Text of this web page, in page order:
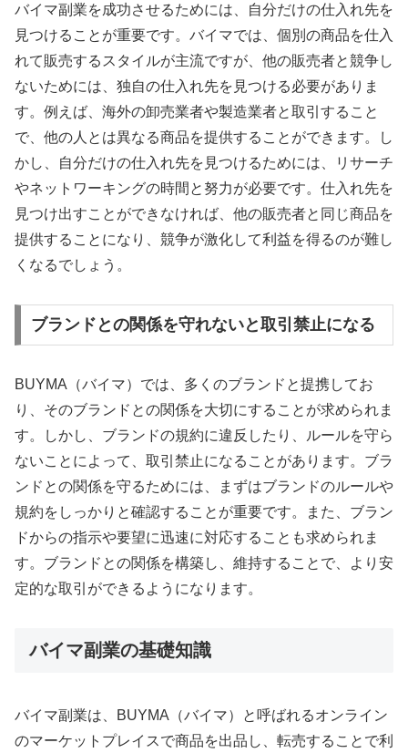
バイマ副業を成功させるためには、自分だけの仕入れ先を
見つけることが重要です。バイマでは、個別の商品を仕入
れて販売するスタイルが主流ですが、他の販売者と競争し
ないためには、独自の仕入れ先を見つける必要がありま
す。例えば、海外の卸売業者や製造業者と取引すること
で、他の人とは異なる商品を提供することができます。し
かし、自分だけの仕入れ先を見つけるためには、リサーチ
やネットワーキングの時間と努力が必要です。仕入れ先を
見つけ出すことができなければ、他の販売者と同じ商品を
提供することになり、競争が激化して利益を得るのが難し
くなるでしょう。
ブランドとの関係を守れないと取引禁止になる
BUYMA（バイマ）では、多くのブランドと提携してお
り、そのブランドとの関係を大切にすることが求められま
す。しかし、ブランドの規約に違反したり、ルールを守ら
ないことによって、取引禁止になることがあります。ブラ
ンドとの関係を守るためには、まずはブランドのルールや
規約をしっかりと確認することが重要です。また、ブラン
ドからの指示や要望に迅速に対応することも求められま
す。ブランドとの関係を構築し、維持することで、より安
定的な取引ができるようになります。
バイマ副業の基礎知識
バイマ副業は、BUYMA（バイマ）と呼ばれるオンライン
のマーケットプレイスで商品を出品し、転売することで利